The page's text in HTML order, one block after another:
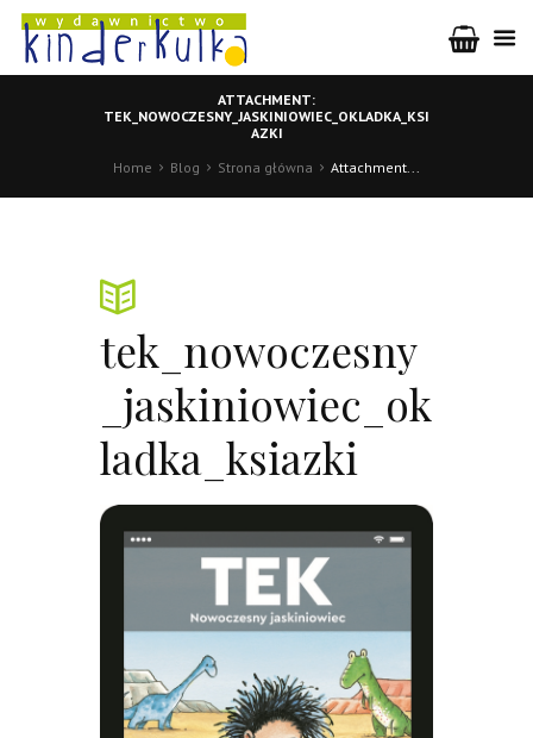
ATTACHMENT:
TEK_NOWOCZESNY_JASKINIOWIEC_OKLADKA_KSI
AZKI
Home
Blog Strona główna Attachment...
tek_nowoczesny
_jaskiniowiec_ok
ladka_ksiazki